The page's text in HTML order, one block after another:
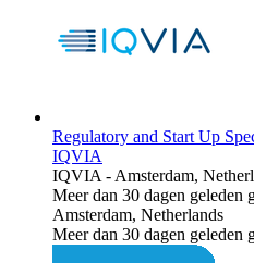
Regulatory and Start Up
IQVIA
IQVIA - Amsterdam,
Meer dan 30 dagen geleden
Amsterdam, Netherlands
Meer dan 30 dagen geleden